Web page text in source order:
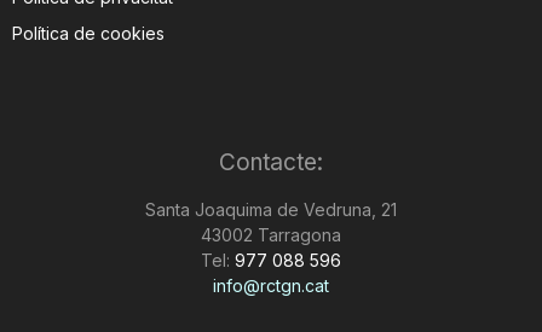
Política de cookies
Contacte:
Santa Joaquima de Vedruna, 21
43002 Tarragona
Tel: 977 088 596
info@rctgn.cat